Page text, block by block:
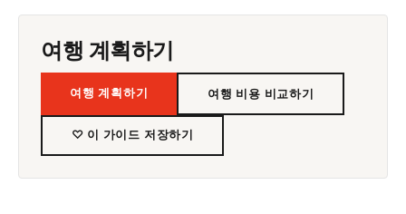
여행 계획하기
여행 계획하기 여행 비용 비교하기
♡ 이 가이드 저장하기